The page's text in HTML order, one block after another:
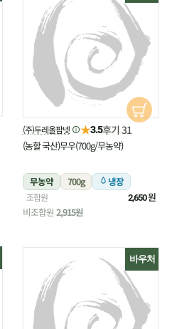
(주)두레올팜넷 ★3.5후기 31
(농할 국산)무우(700g/무농약)
무농약 700g 냉장
조합원 2,650원
비조합원 2,915원
바우처